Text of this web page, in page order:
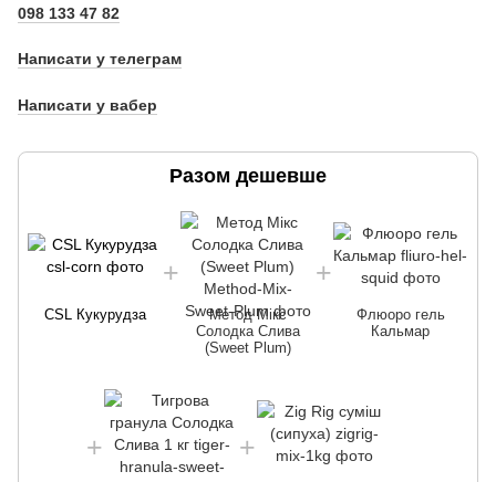
098 133 47 82
Написати у телеграм
Написати у вабер
Разом дешевше
CSL Кукурудза
Метод Мікс
Солодка Слива
(Sweet Plum)
Флюоро гель
Кальмар